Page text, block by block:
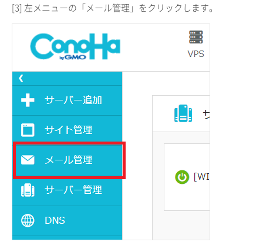
[3] 左メニューの「メール管理」をクリックします。